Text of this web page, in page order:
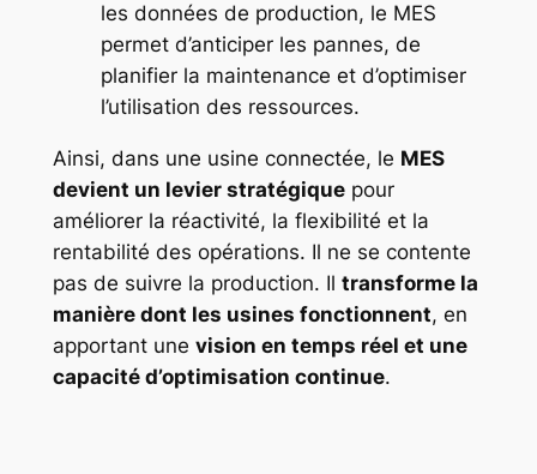
les données de production, le MES
permet d’anticiper les pannes, de
planifier la maintenance et d’optimiser
l’utilisation des ressources.
Ainsi, dans une usine connectée, le MES
devient un levier stratégiquepour
améliorer la réactivité, la flexibilité et la
rentabilité des opérations. Il ne se contente
pas de suivre la production. Il transforme la
manière dont les usines fonctionnent, en
apportant une vision en temps réel et une
capacité d’optimisation continue.